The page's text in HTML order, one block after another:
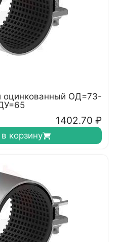
ОД=73-
1402.70 ₽
корзину